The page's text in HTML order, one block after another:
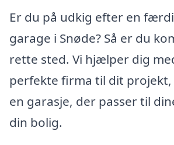
Er du på udkig efter en
garage i Snøde? Så er du
rette sted. Vi hjælper dig
perfekte firma til dit projekt,
en garasje, der passer til
din bolig.